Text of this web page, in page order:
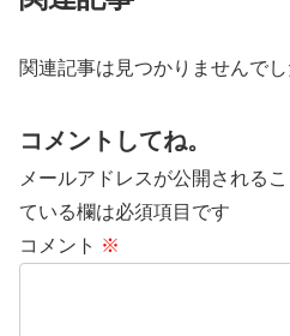
関連記事は見つかりませんでし
コメントしてね。
メールアドレスが公開されるこ
ている欄は必須項目です
コメント ※